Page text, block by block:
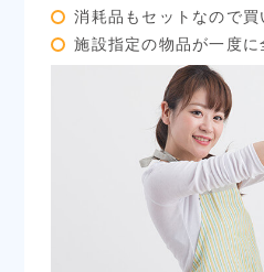
消耗品もセットなので買
施設指定の物品が一度に